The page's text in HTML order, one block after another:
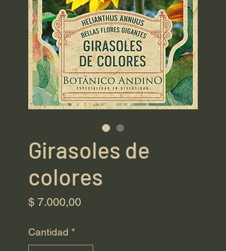
Girasoles de
colores
$ 7.000,00Precio
Cantidad *